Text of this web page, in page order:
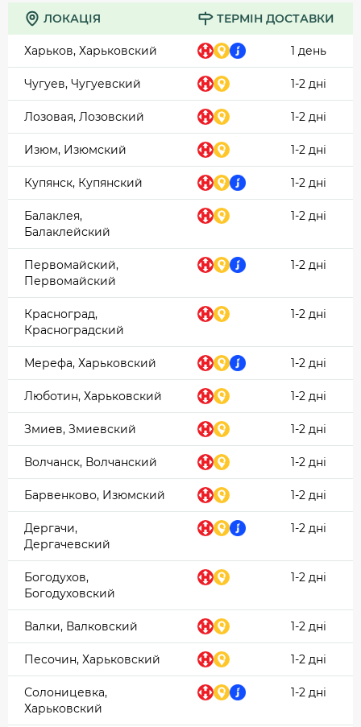
ЛОКАЦІЯ ТЕРМІН ДОСТАВКИ
Харьков, Харьковский 1 день
Чугуев, Чугуевский 1-2 дні
Лозовая, Лозовский 1-2 дні
Изюм, Изюмский 1-2 дні
Купянск, Купянский 1-2 дні
Балаклея,
Балаклейский
1-2 дні
Первомайский,
Первомайский
1-2 дні
Красноград,
Красноградский
1-2 дні
Мерефа, Харьковский 1-2 дні
Люботин, Харьковский 1-2 дні
Змиев, Змиевский 1-2 дні
Волчанск, Волчанский 1-2 дні
Барвенково, Изюмский 1-2 дні
Дергачи,
Дергачевский
1-2 дні
Богодухов,
Богодуховский
1-2 дні
Валки, Валковский 1-2 дні
Песочин, Харьковский 1-2 дні
Солоницевка,
Харьковский
1-2 дні